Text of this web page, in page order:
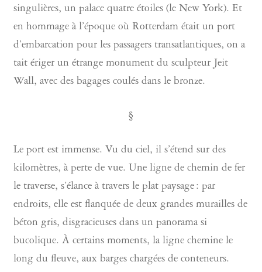
singulières, un palace quatre étoiles (le New York). Et
en hommage à l’époque où Rotterdam était un port
d’embarcation pour les passagers transatlantiques, on a
tait ériger un étrange monument du sculpteur Jeit
Wall, avec des bagages coulés dans le bronze.
§
Le port est immense. Vu du ciel, il s’étend sur des
kilomètres, à perte de vue. Une ligne de chemin de fer
le traverse, s’élance à travers le plat paysage : par
endroits, elle est flanquée de deux grandes murailles de
béton gris, disgracieuses dans un panorama si
bucolique. À certains moments, la ligne chemine le
long du fleuve, aux barges chargées de conteneurs.